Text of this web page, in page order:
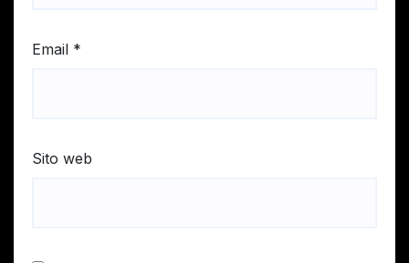
Email *
Sito web